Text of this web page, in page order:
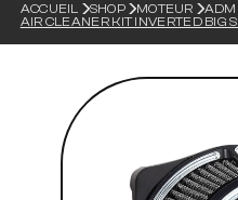
ACCUEIL SHOP MOTEUR
AIR CLEANER KIT INVERTED BIG